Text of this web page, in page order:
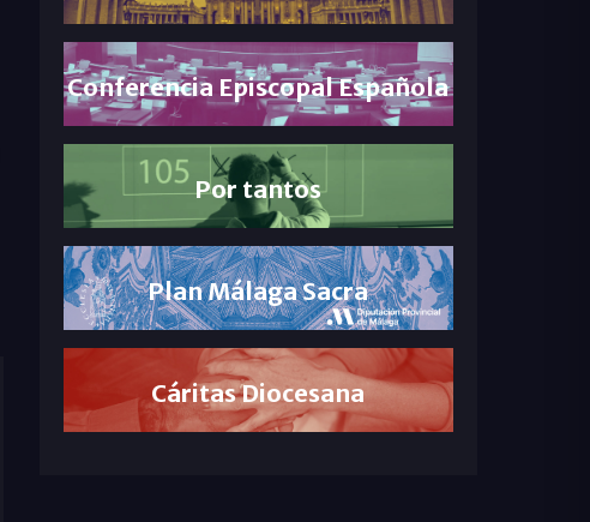
Conferencia Episcopal Española
Por tantos
Plan Málaga Sacra
Cáritas Diocesana